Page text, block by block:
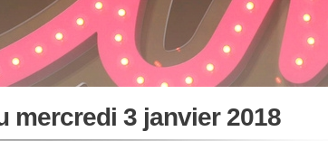
mercredi 3 janvier 2018